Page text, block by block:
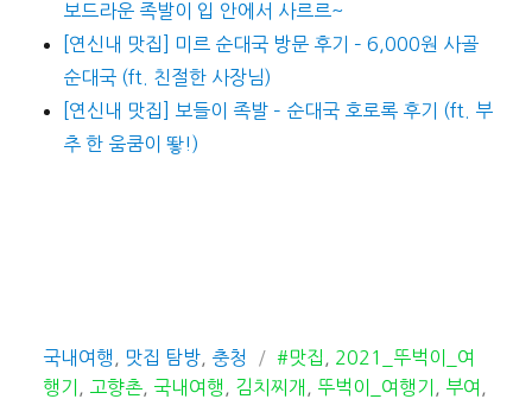
보드라운 족발이 입 안에서 사르르~
[연신내 맛집] 미르 순대국 방문 후기 – 6,000원 사골
순대국 (ft. 친절한 사장님)
[연신내 맛집] 보들이 족발 – 순대국 호로록 후기 (ft. 부
추 한 움쿰이 뙇!)
카
테
국내여행 맛집 탐방 충청
태
그
#맛집
2021_뚜벅이_여
행기
고향촌 국내여행 김치찌개 뚜벅이_여행기 부여